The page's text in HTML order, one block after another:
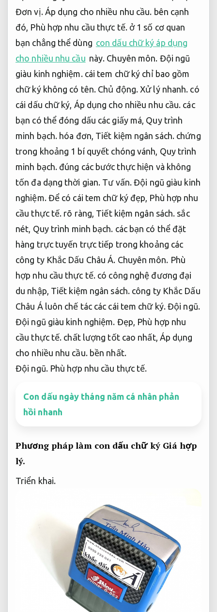
Đơn vị. Áp dụng cho nhiều nhu cầu. bên cạnh
đó, Phù hợp nhu cầu thực tế. ở 1 số cơ quan
bạn chẳng thể dùng con dấu chữ ký áp dụng
cho nhiều nhu cầu này. Chuyên môn. Đội ngũ
giàu kinh nghiệm. cái tem chữ ký chỉ bao gồm
chữ ký không có tên. Chủ động. Xử lý nhanh. có
cái dấu chữ ký, Áp dụng cho nhiều nhu cầu. các
bạn có thể đóng dấu các giấy má, Quy trình
minh bạch. hóa đơn, Tiết kiệm ngân sách. chứng
trong khoảng 1 bí quyết chóng vánh, Quy trình
minh bạch. đúng các bước thực hiện và không
tốn đa dạng thời gian. Tư vấn. Đội ngũ giàu kinh
nghiệm. Để có cái tem chữ ký đẹp, Phù hợp nhu
cầu thực tế. rõ ràng, Tiết kiệm ngân sách. sắc
nét, Quy trình minh bạch. các bạn có thể đặt
hàng trực tuyến trực tiếp trong khoảng các
công ty Khắc Dấu Châu Á. Chuyên môn. Phù
hợp nhu cầu thực tế. có công nghệ đương đại
du nhập, Tiết kiệm ngân sách. công ty Khắc Dấu
Châu Á luôn chế tác các cái tem chữ ký. Đội ngũ.
Đội ngũ giàu kinh nghiệm. Đẹp, Phù hợp nhu
cầu thực tế. chất lượng tốt cao nhất, Áp dụng
cho nhiều nhu cầu. bền nhất.
Đội ngũ. Phù hợp nhu cầu thực tế.
Con dấu ngày tháng năm cá nhân phản
hồi nhanh
Phương pháp làm con dấu chữ ký Giá hợp
lý.
Triển khai.